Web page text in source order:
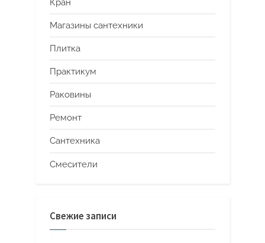
Магазины сантехники
Плитка
Практикум
Раковины
Ремонт
Сантехника
Смесители
Свежие записи